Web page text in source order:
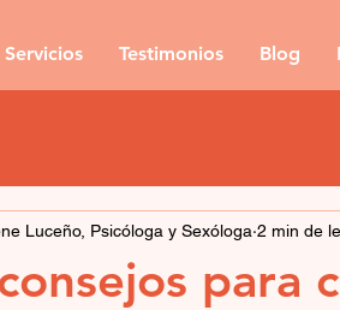
Servicios Testimonios Blog
para
Luceño, Psicóloga y Sexóloga 2 min de